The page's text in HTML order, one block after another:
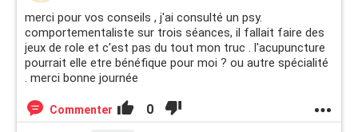
merci pour vos conseils , j'ai consulté un psy.
comportementaliste sur trois séances, il fallait faire des
jeux de role et c'est pas du tout mon truc . l'acupuncture
pourrait elle etre bénéfique pour moi ? ou autre spécialité
. merci bonne journée
Commenter 0